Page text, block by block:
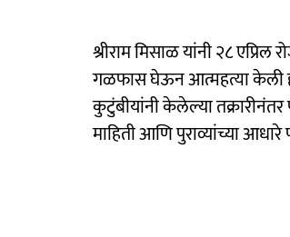
श्रीराम मिसाळ यांनी २८ एप्रिल
गळफास घेऊन आत्महत्या केली
कुटुंबीयांनी केलेल्या
माहिती आणि पुराव्यांच्या